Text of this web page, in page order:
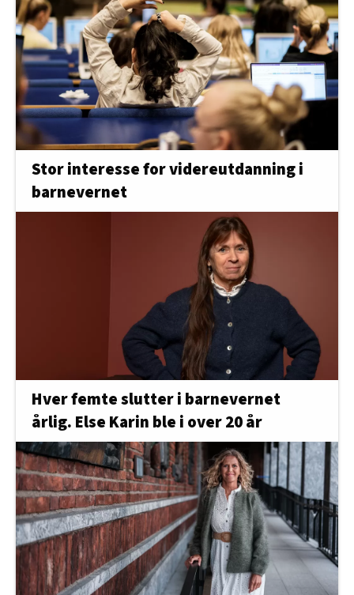
Stor interesse for videreutdanning i
barnevernet
Hver femte slutter i barnevernet
årlig. Else Karin ble i over 20 år